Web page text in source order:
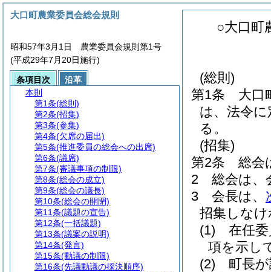
○大口町
(総則)
第1条
大口
は、法令
る。
(招集)
第2条
総会
2
総会は、
3
会長は、
招集しな
(1)
在任
項を示し
(2)
町長
大口町農業委員会総会規則
昭和57年3月1日 農業委員会規則第1号
(平成29年7月20日施行)
条項目次
沿革
本則
第1条(総則)
第2条(招集)
第3条(参集)
第4条(欠席の届出)
第5条(推進委員の総会への出席)
第6条(議席)
第7条(審議事項の制限)
第8条(総会の成立)
第9条(総会の議長)
第10条(総会の開閉)
第11条(議題の宣告)
第12条(一括議題)
第13条(議案の説明)
第14条(発言)
第15条(動議の制限)
第16条(先議動議の採決順序)